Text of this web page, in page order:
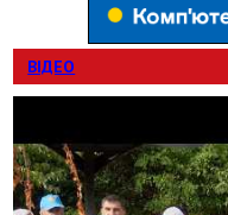
ВІДЕО